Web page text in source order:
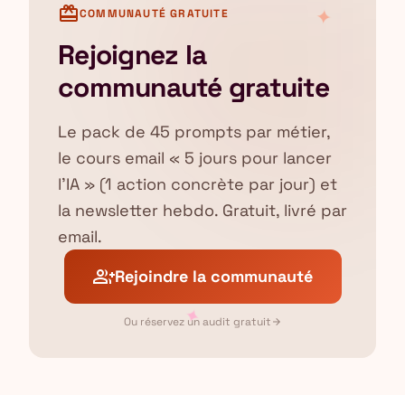
✦
✦
card_giftcardCOMMUNAUTÉ GRATUITE
Rejoignez la
communauté gratuite
Le pack de 45 prompts par métier,
le cours email « 5 jours pour lancer
l'IA » (1 action concrète par jour) et
la newsletter hebdo. Gratuit, livré par
email.
group_addRejoindre la communauté
Ou réservez un audit gratuit arrow_forward